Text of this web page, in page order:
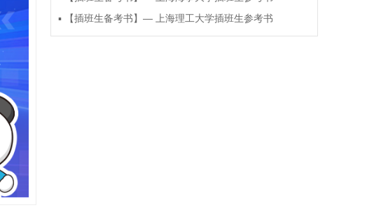
▪
【插班生备考书】— 上海理工大学插班生参考书